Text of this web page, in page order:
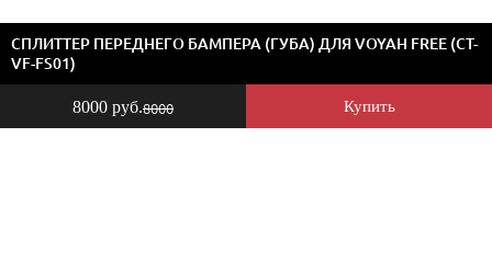
8000 руб.8000 Купить
СПЛИТТЕР ПЕРЕДНЕГО БАМПЕРА (ГУБА) ДЛЯ VOYAH FREE (CT-
VF-FS01)